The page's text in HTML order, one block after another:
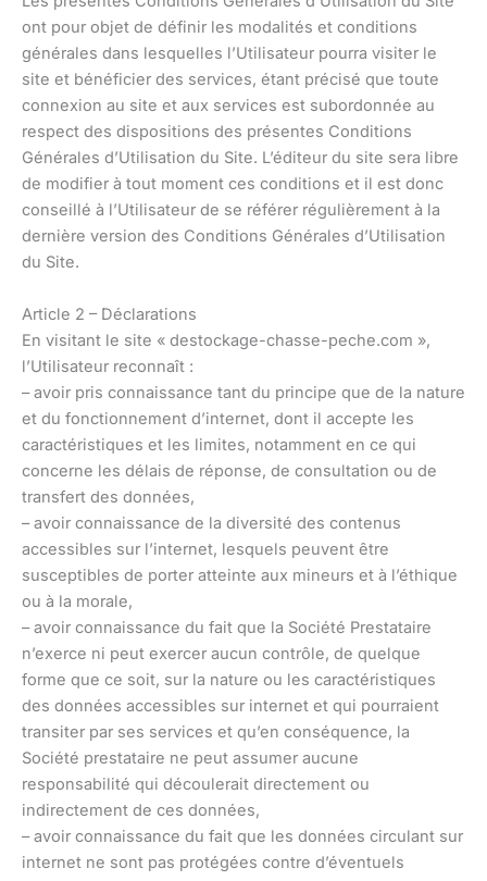
ont pour objet de définir les modalités et conditions
générales dans lesquelles l’Utilisateur pourra visiter le
site et bénéficier des services, étant précisé que toute
connexion au site et aux services est subordonnée au
respect des dispositions des présentes Conditions
Générales d’Utilisation du Site. L’éditeur du site sera libre
de modifier à tout moment ces conditions et il est donc
conseillé à l’Utilisateur de se référer régulièrement à la
dernière version des Conditions Générales d’Utilisation
du Site.
Article 2 – Déclarations
En visitant le site « destockage-chasse-peche.com »,
l’Utilisateur reconnaît :
– avoir pris connaissance tant du principe que de la nature
et du fonctionnement d’internet, dont il accepte les
caractéristiques et les limites, notamment en ce qui
concerne les délais de réponse, de consultation ou de
transfert des données,
– avoir connaissance de la diversité des contenus
accessibles sur l’internet, lesquels peuvent être
susceptibles de porter atteinte aux mineurs et à l’éthique
ou à la morale,
– avoir connaissance du fait que la Société Prestataire
n’exerce ni peut exercer aucun contrôle, de quelque
forme que ce soit, sur la nature ou les caractéristiques
des données accessibles sur internet et qui pourraient
transiter par ses services et qu’en conséquence, la
Société prestataire ne peut assumer aucune
responsabilité qui découlerait directement ou
indirectement de ces données,
– avoir connaissance du fait que les données circulant sur
internet ne sont pas protégées contre d’éventuels